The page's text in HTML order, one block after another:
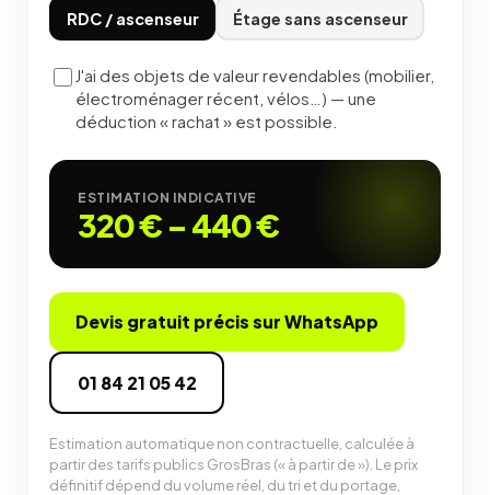
RDC / ascenseur Étage sans ascenseur
J'ai des objets de valeur revendables (mobilier,
électroménager récent, vélos…) — une
déduction « rachat » est possible.
ESTIMATION INDICATIVE
320 €–440 €
Devis gratuit précis sur WhatsApp
01 84 21 05 42
Estimation automatique non contractuelle, calculée à
partir des tarifs publics GrosBras (« à partir de »). Le prix
définitif dépend du volume réel, du tri et du portage,